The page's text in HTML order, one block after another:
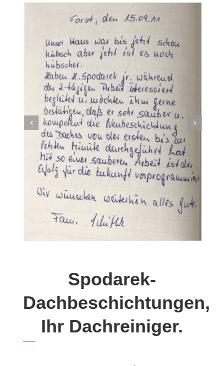
Spodarek-
Dachbeschichtungen,
Ihr Dachreiniger.